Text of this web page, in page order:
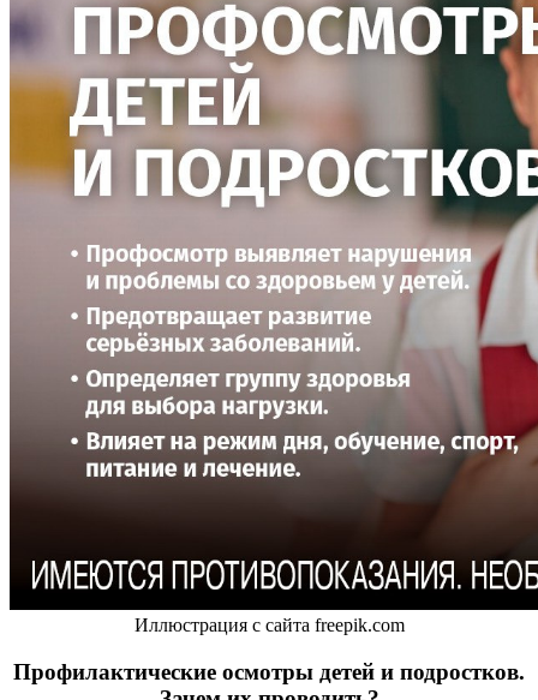
Иллюстрация с сайта freepik.com
Профилактические осмотры детей и подростков.